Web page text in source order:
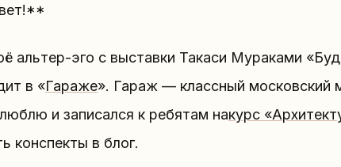
альтер-эго с выставки Такаси Мураками
в «Гараже». Гараж — классный московский
и записался к ребятам накурс
конспекты в блог.